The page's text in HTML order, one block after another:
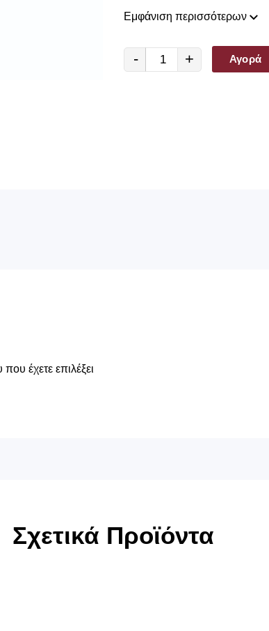
Είτε θέλετε να
είμαστε σίγουροι ότι θα
Εμφάνιση περισσότερων
- + Αγορά
έχετε επιλέξει
Σχετικά Προϊόντα